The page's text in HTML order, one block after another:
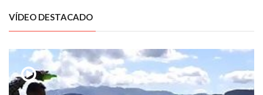
VÍDEO DESTACADO